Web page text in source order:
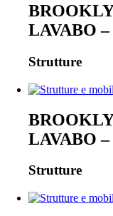
LAVABO
Strutture
LAVABO
Strutture